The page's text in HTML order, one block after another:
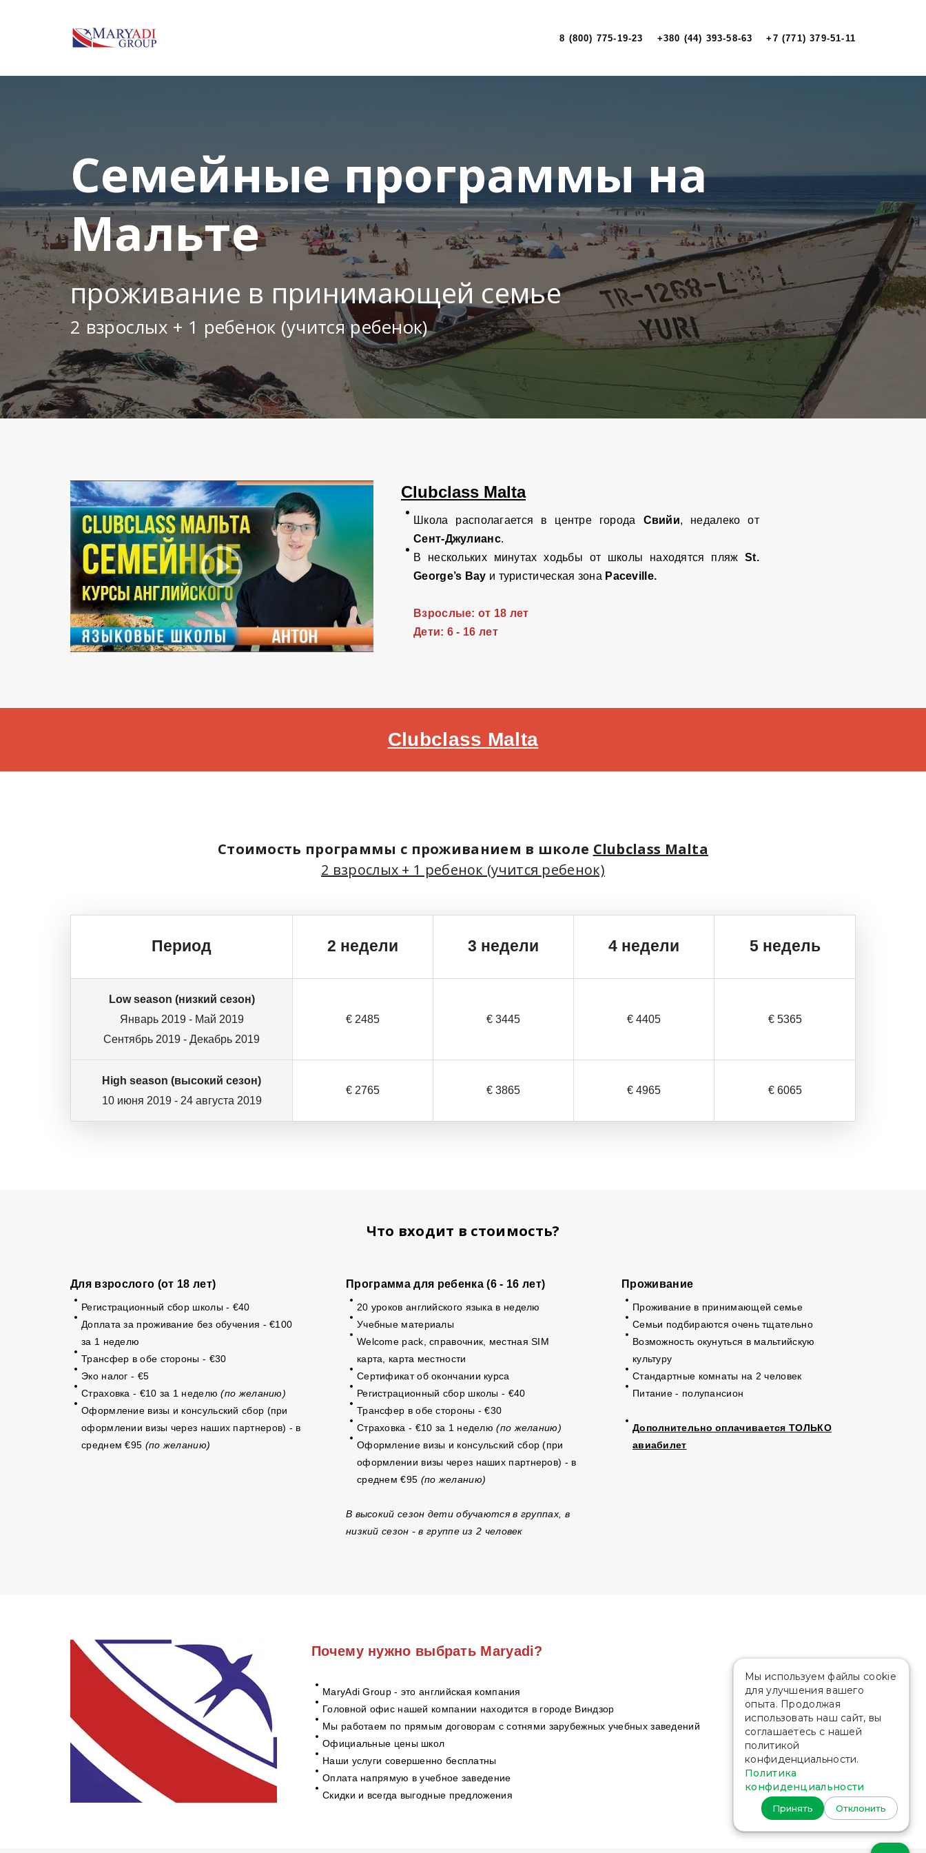
8 (800) 775-19-23 +380 (44) 393-58-63 +7 (771) 379-51-11
Семейные программы на
Мальте
проживание в принимающей семье
2 взрослых + 1 ребенок (учится ребенок)
Clubclass Malta
Школа располагается в центре города Свийи, недалеко от
Сент-Джулианс.
В нескольких минутах ходьбы от школы находятся пляжSt.
George’s Bay и туристическая зона Paceville.
Взрослые: от 18 лет
Дети: 6 - 16 лет
Clubclass Malta
Стоимость программы с проживанием в школе Clubclass Malta
2 взрослых + 1 ребенок (учится ребенок)
Период 2 недели 3 недели 4 недели 5 недель
Low season (низкий сезон)
Январь 2019 - Май 2019
Сентябрь 2019 - Декабрь 2019
€ 2485 € 3445 € 4405 € 5365
High season (высокий сезон)
10 июня 2019 - 24 августа 2019
€ 2765 € 3865 € 4965 € 6065
Что входит в стоимость?
Для взрослого (от 18 лет)
Регистрационный сбор школы - €40
Доплата за проживание без обучения - €100
за 1 неделю
Трансфер в обе стороны - €30
Эко налог - €5
Страховка - €10 за 1 неделю(по желанию)
Оформление визы и консульский сбор (при
оформлении визы через наших партнеров) - в
среднем €95 (по желанию)
Программа для ребенка (6 - 16 лет)
20 уроков английского языка в неделю
Учебные материалы
Welcome pack, справочник, местная SIM
карта, карта местности
Сертификат об окончании курса
Регистрационный сбор школы - €40
Трансфер в обе стороны - €30
Страховка - €10 за 1 неделю(по желанию)
Оформление визы и консульский сбор (при
оформлении визы через наших партнеров) - в
среднем €95 (по желанию)
В высокий сезон дети обучаются в группах, в
низкий сезон - в группе из 2 человек
Проживание
Проживание в принимающей семье
Семьи подбираются очень тщательно
Возможность окунуться в мальтийскую
культуру
Стандартные комнаты на 2 человек
Питание - полупансион
Дополнительно оплачивается ТОЛЬКО
авиабилет
Почему нужно выбрать Maryadi?
MaryAdi Group - это английская компания
Головной офис нашей компании находится в городе Виндзор
Мы работаем по прямым договорам с сотнями зарубежных учебных заведений
Официальные цены школ
Наши услуги совершенно бесплатны
Оплата напрямую в учебное заведение
Скидки и всегда выгодные предложения
Мы используем файлы cookie
для улучшения вашего
опыта. Продолжая
использовать наш сайт, вы
соглашаетесь с нашей
политикой
конфиденциальности.
Политика
конфиденциальности
Принять Отклонить